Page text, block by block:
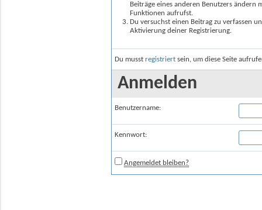
Beiträge eines anderen Benutzers
Funktionen aufrufst.
Du versuchst einen Beitrag zu verfassen
Aktivierung deiner Registrierung.
Du musst registriert sein, um diese Seite
Anmelden
Benutzername:
Kennwort:
Angemeldet bleiben?